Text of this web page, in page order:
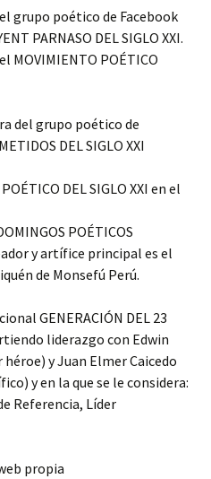
grupo poético de Facebook
PARNASO DEL SIGLO XXI.
MOVIMIENTO POÉTICO
del grupo poético de
DEL SIGLO XXI
DEL SIGLO XXI en el
POÉTICOS
y artífice principal es el
de Monsefú Perú.
GENERACIÓN DEL 23
liderazgo con Edwin
y Juan Elmer Caicedo
y en la que se le considera:
Referencia, Líder
propia